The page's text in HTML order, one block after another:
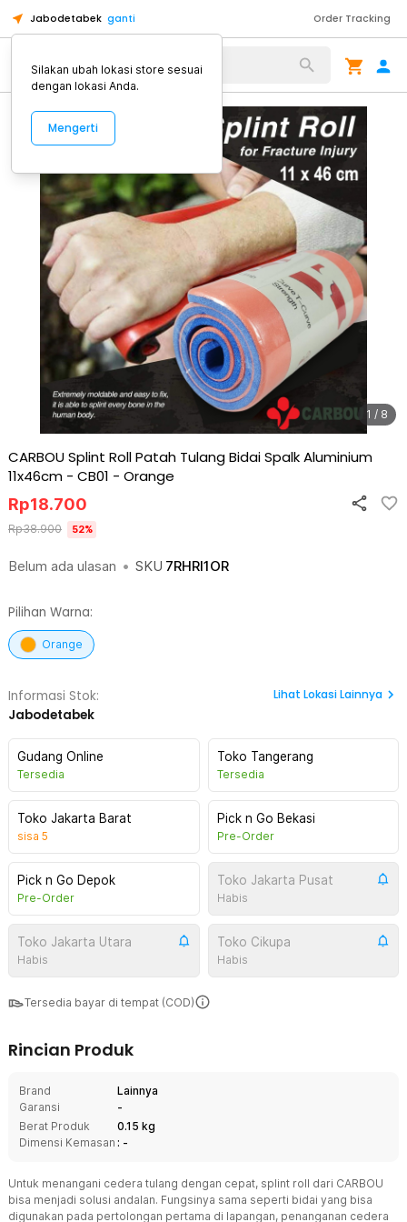
Jabodetabek ganti Order Tracking
Alat Kopi
1 / 8
CARBOU Splint Roll Patah Tulang Bidai Spalk Aluminium
11x46cm - CB01 - Orange
Belum ada ulasan • SKU 7RHRI1OR
Rp18.700
Rp38.900 52%
Pilihan Warna:
Orange
Informasi Stok:
Jabodetabek
Lihat Lokasi Lainnya
Gudang Online
Tersedia
Toko Tangerang
Tersedia
Toko Jakarta Barat
sisa 5
Pick n Go Bekasi
Pre-Order
Pick n Go Depok
Pre-Order
Toko Jakarta Pusat
Habis
Toko Jakarta Utara
Habis
Toko Cikupa
Habis
Tersedia bayar di tempat (COD)
Rincian Produk
Brand
Lainnya
Garansi
-
Berat Produk
0.15 kg
Dimensi Kemasan : -
Untuk menangani cedera tulang dengan cepat, splint roll dari CARBOU
bisa menjadi solusi andalan. Fungsinya sama seperti bidai yang bisa
digunakan pada pertolongan pertama di lapangan, penanganan cedera
Silakan ubah lokasi store sesuai
dengan lokasi Anda.
Mengerti